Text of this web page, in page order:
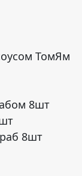
ТомЯм
8шт
8шт